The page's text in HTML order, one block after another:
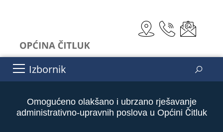
Izbornik
Omogućeno olakšano i ubrzano rješavanje
administrativno-upravnih poslova u Općini Čitluk